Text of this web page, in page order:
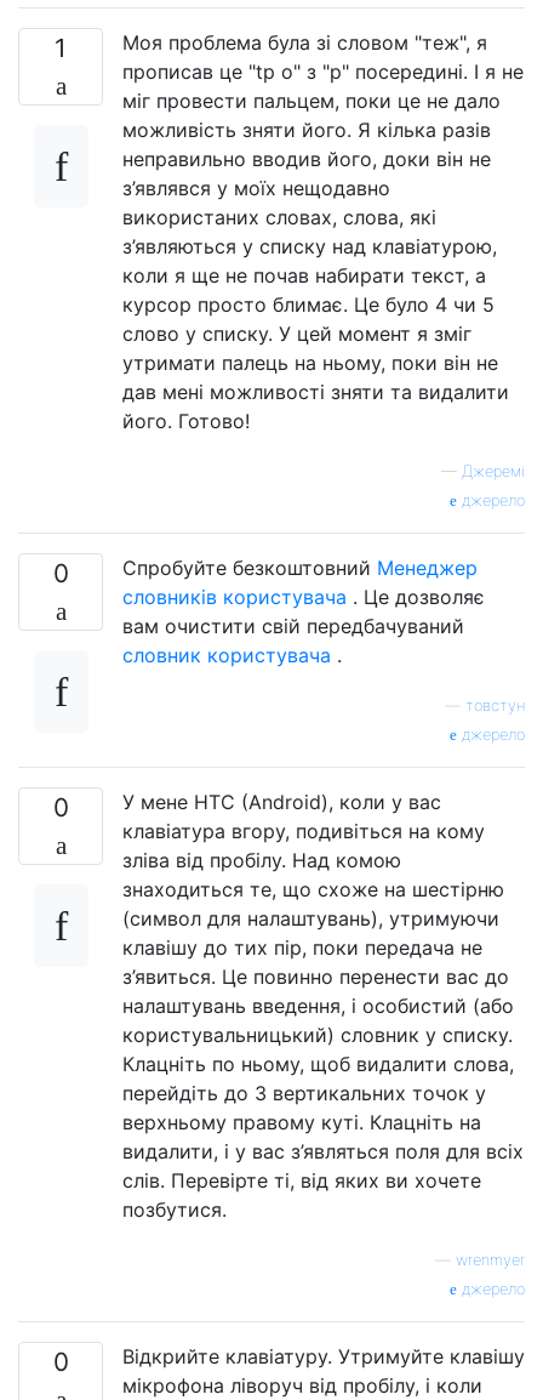
1
Моя проблема була зі словом "теж", я
прописав це "tp o" з "p" посередині. І я не
міг провести пальцем, поки це не дало
можливість зняти його. Я кілька разів
неправильно вводив його, доки він не
з’являвся у моїх нещодавно
використаних словах, слова, які
з’являються у списку над клавіатурою,
коли я ще не почав набирати текст, а
курсор просто блимає. Це було 4 чи 5
слово у списку. У цей момент я зміг
утримати палець на ньому, поки він не
дав мені можливості зняти та видалити
його. Готово!
— Джеремі
джерело
0 Спробуйте безкоштовний Менеджер
словників користувача . Це дозволяє
вам очистити свій передбачуваний
словник користувача .
товстун
джерело
0
У мене HTC (Android), коли у вас
клавіатура вгору, подивіться на кому
зліва від пробілу. Над комою
знаходиться те, що схоже на шестірню
(символ для налаштувань), утримуючи
клавішу до тих пір, поки передача не
з’явиться. Це повинно перенести вас до
налаштувань введення, і особистий (або
користувальницький) словник у списку.
Клацніть по ньому, щоб видалити слова,
перейдіть до 3 вертикальних точок у
верхньому правому куті. Клацніть на
видалити, і у вас з’являться поля для всіх
слів. Перевірте ті, від яких ви хочете
позбутися.
wrenmyer
джерело
0
Відкрийте клавіатуру. Утримуйте клавішу
мікрофона ліворуч від пробілу, і коли